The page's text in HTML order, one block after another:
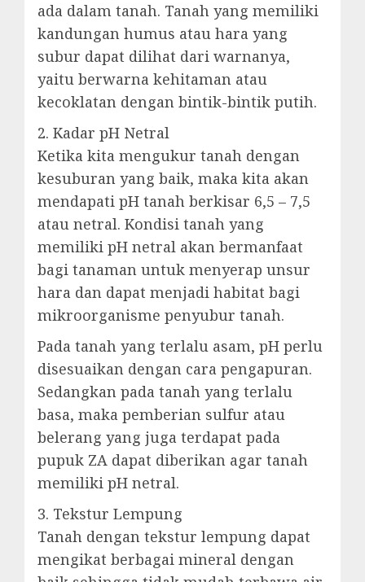
ada dalam tanah. Tanah yang memiliki
kandungan humus atau hara yang
subur dapat dilihat dari warnanya,
yaitu berwarna kehitaman atau
kecoklatan dengan bintik-bintik putih.
2. Kadar pH Netral
Ketika kita mengukur tanah dengan
kesuburan yang baik, maka kita akan
mendapati pH tanah berkisar 6,5 – 7,5
atau netral. Kondisi tanah yang
memiliki pH netral akan bermanfaat
bagi tanaman untuk menyerap unsur
hara dan dapat menjadi habitat bagi
mikroorganisme penyubur tanah.
Pada tanah yang terlalu asam, pH perlu
disesuaikan dengan cara pengapuran.
Sedangkan pada tanah yang terlalu
basa, maka pemberian sulfur atau
belerang yang juga terdapat pada
pupuk ZA dapat diberikan agar tanah
memiliki pH netral.
3. Tekstur Lempung
Tanah dengan tekstur lempung dapat
mengikat berbagai mineral dengan